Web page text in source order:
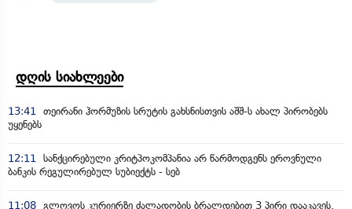
დღის სიახლეები
13:41
თეირანი ჰორმუზის სრუტის გახსნისთვის აშშ-ს ახალ პირობებს
უყენებს
12:11
სანქცირებული კრიტპოკომპანია არ წარმოდგენს ეროვნული
ბანკის რეგულირებულ სუბიექტს - სებ
11:08 გლოვოს კურიერზე ძალადობის ბრალდებით 3 პირი დააკავეს,